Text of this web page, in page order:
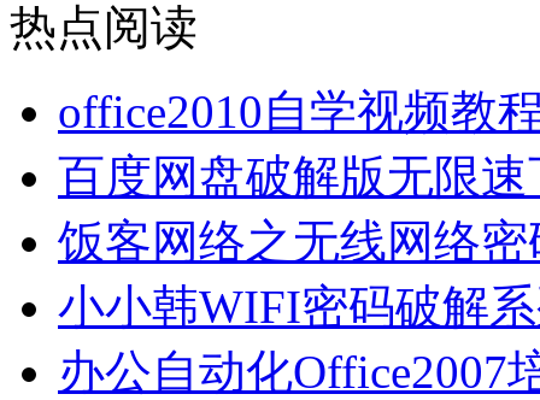
热点阅读
office2010自学视频教
百度网盘破解版无限
饭客网络之无线网络
小小韩WIFI密码破解
办公自动化Office2007